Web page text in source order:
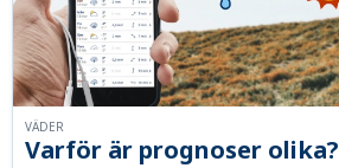
Varför är prognoser olika?
VÄDER